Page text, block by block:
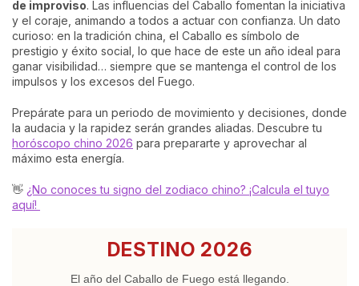
de improviso. Las influencias del Caballo fomentan la iniciativa
y el coraje, animando a todos a actuar con confianza. Un dato
curioso: en la tradición china, el Caballo es símbolo de
prestigio y éxito social, lo que hace de este un año ideal para
ganar visibilidad… siempre que se mantenga el control de los
impulsos y los excesos del Fuego.
Prepárate para un periodo de movimiento y decisiones, donde
la audacia y la rapidez serán grandes aliadas. Descubre tu
horóscopo chino 2026 para prepararte y aprovechar al
máximo esta energía.
👋 ¿No conoces tu signo del zodiaco chino? ¡Calcula el tuyo
aquí!
DESTINO 2026
El año del Caballo de Fuego está llegando.